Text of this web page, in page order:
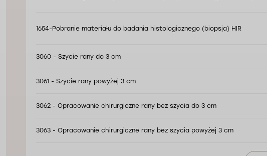
1654-Pobranie materiału do badania histologicznego (biopsja) HIR
3060 - Szycie rany do 3 cm
3061 - Szycie rany powyżej 3 cm
3062 - Opracowanie chirurgiczne rany bez szycia do 3 cm
3063 - Opracowanie chirurgiczne rany bez szycia powyżej 3 cm